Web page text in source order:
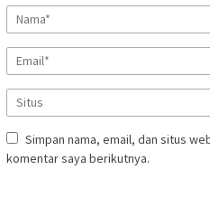
Simpan nama, email, dan situs
komentar saya berikutnya.